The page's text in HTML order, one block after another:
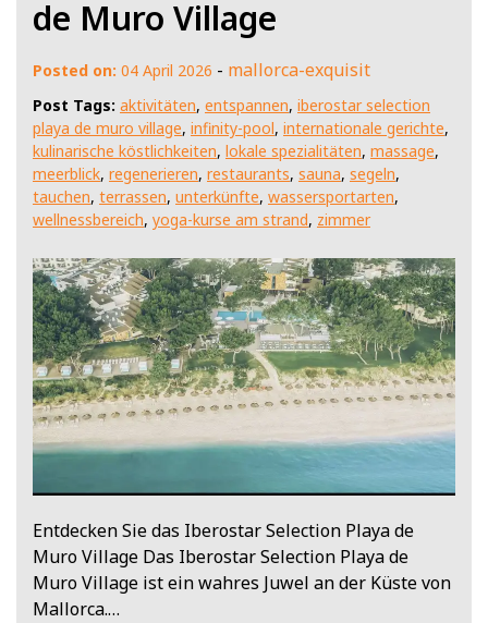
de Muro Village
Posted on: 04 April 2026 - mallorca-exquisit
Post Tags: aktivitäten, entspannen, iberostar selection
playa de muro village, infinity-pool, internationale gerichte,
kulinarische köstlichkeiten, lokale spezialitäten, massage,
meerblick, regenerieren, restaurants, sauna, segeln,
tauchen, terrassen, unterkünfte, wassersportarten,
wellnessbereich, yoga-kurse am strand, zimmer
Entdecken Sie das Iberostar Selection Playa de
Muro Village Das Iberostar Selection Playa de
Muro Village ist ein wahres Juwel an der Küste von
Mallorca.…